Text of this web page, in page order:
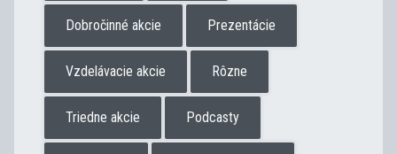
Dobročinné akcie Prezentácie
Vzdelávacie akcie Rôzne
Triedne akcie Podcasty